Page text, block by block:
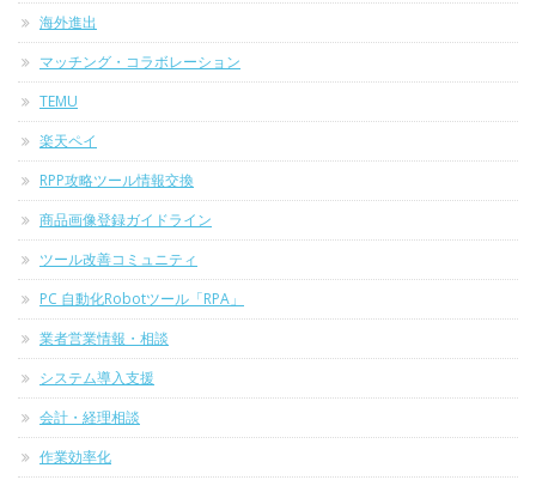
海外進出
マッチング・コラボレーション
TEMU
楽天ペイ
RPP攻略ツール情報交換
商品画像登録ガイドライン
ツール改善コミュニティ
PC 自動化Robotツール「RPA」
業者営業情報・相談
システム導入支援
会計・経理相談
作業効率化